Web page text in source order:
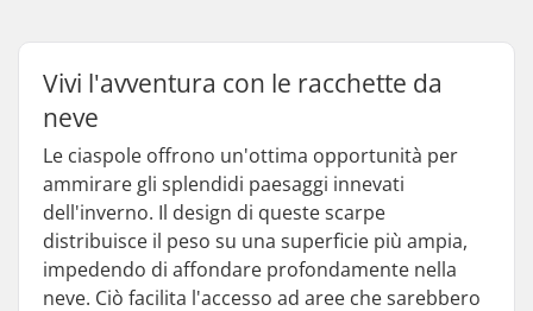
Vivi l'avventura con le racchette da
neve
Le ciaspole offrono un'ottima opportunità per
ammirare gli splendidi paesaggi innevati
dell'inverno. Il design di queste scarpe
distribuisce il peso su una superficie più ampia,
impedendo di affondare profondamente nella
neve. Ciò facilita l'accesso ad aree che sarebbero